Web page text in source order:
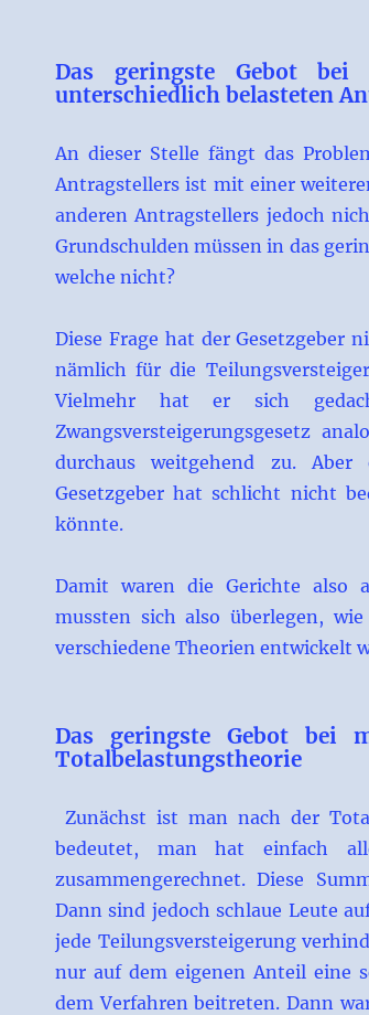
Das geringste Gebot bei
unterschiedlich belasteten
An dieser Stelle fängt das
Antragstellers ist mit einer
anderen Antragstellers jedoch
Grundschulden müssen in das
welche nicht?
Diese Frage hat der Gesetzgeber
nämlich für die
Vielmehr hat er sich
Zwangsversteigerungsgesetz
durchaus weitgehend zu.
Gesetzgeber hat schlicht nicht
könnte.
Damit waren die Gerichte also
mussten sich also überlegen,
verschiedene Theorien entwickelt
Das geringste Gebot bei
Totalbelastungstheorie
Zunächst ist man nach der
bedeutet, man hat einfach
zusammengerechnet. Diese
Dann sind jedoch schlaue Leute
jede Teilungsversteigerung
nur auf dem eigenen Anteil eine
dem Verfahren beitreten. Dann